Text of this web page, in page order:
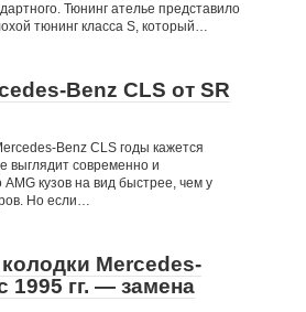
Тюнинг ателье представило
тюнинг класса S, который…
Benz CLS от SR
Benz CLS годы кажется
выглядит современно и
кузов на вид быстрее, чем у
Но если…
Mercedes-
1995 гг. — замена